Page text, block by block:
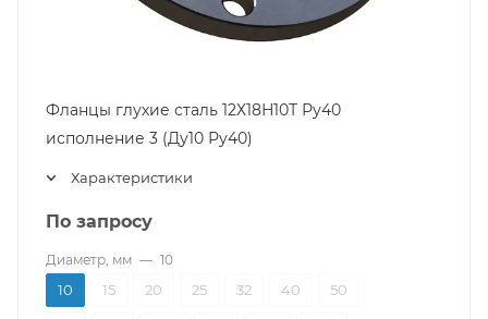
Фланцы глухие сталь 12Х18Н10Т Ру40
исполнение 3 (Ду10 Ру40)
Характеристики
По запросу
Диаметр, мм — 10
10 15 20 25 32 40 50